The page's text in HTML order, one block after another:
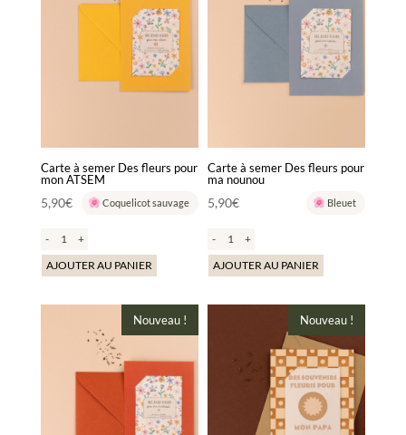
Carte à semer Des fleurs pour
mon ATSEM
5,90€ Coquelicot sauvage
-
+
AJOUTER AU PANIER
Carte à semer Des fleurs pour
ma nounou
5,90€ Bleuet
-
+
AJOUTER AU PANIER
Nouveau ! Nouveau !